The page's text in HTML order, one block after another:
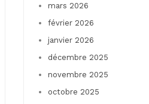
mars 2026
février 2026
janvier 2026
décembre 2025
novembre 2025
octobre 2025